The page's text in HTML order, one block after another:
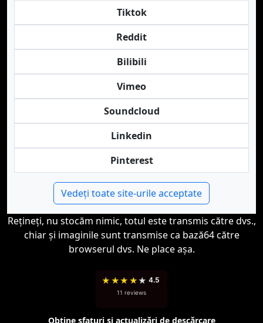
Tiktok
Reddit
Bilibili
Vimeo
Soundcloud
Linkedin
Pinterest
Vedeți toate site-urile acceptate
Rețineți, nu stocăm nimic, totul este transmis către dvs.,
chiar și imaginile sunt transmise ca bază64 către
browserul dvs. Ne place așa.
★ ★★ ★★ 4.5
11 reviews
Obține sfaturi și actualizări de descărcare